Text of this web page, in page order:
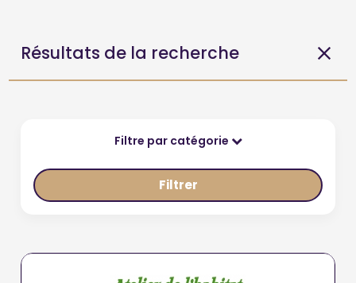
Résultats de la recherche
Filtre par catégorie
Filtrer